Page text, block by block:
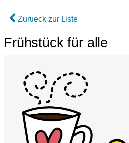
Zurueck zur Liste
Frühstück für alle